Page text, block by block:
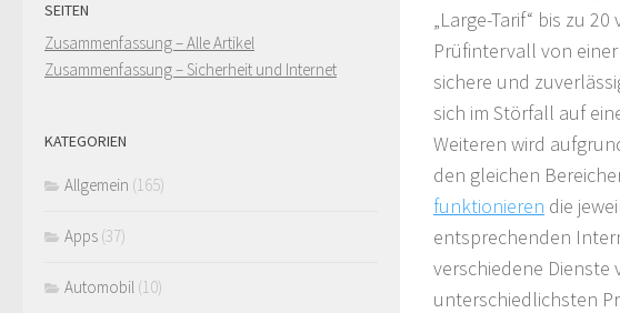
„Large-Tarif“ bis zu
Prüfintervall von
sichere und
sich im Störfall auf
Weiteren wird
den gleichen
funktionieren die
entsprechenden
verschiedene Dienste
unterschiedlichsten
SEITEN
Zusammenfassung – Alle Artikel
Zusammenfassung – Sicherheit und Internet
KATEGORIEN
Allgemein (165)
Apps (37)
Automobil (10)